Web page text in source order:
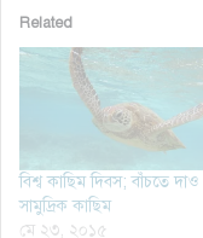
Related
বিশ্ব কাছিম দিবস; বাঁচতে দাও
সামুদ্রিক কাছিম
মে ২৩, ২০১৫